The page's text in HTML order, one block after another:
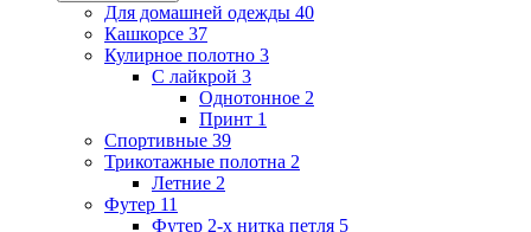
Для домашней одежды 40
Кашкорсе 37
Кулирное полотно 3
С лайкрой 3
Однотонное 2
Принт 1
Спортивные 39
Трикотажные полотна 2
Летние 2
Футер 11
Футер 2-х нитка петля 5